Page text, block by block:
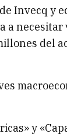
Invecq y
a
del
y